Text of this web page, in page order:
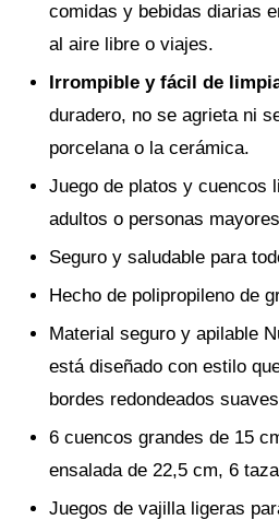
comidas y bebidas diarias
al aire libre o viajes.
Irrompible y fácil de
duradero, no se agrieta ni
porcelana o la cerámica.
Juego de platos y cuencos
adultos o personas
Seguro y saludable para
Hecho de polipropileno de
Material seguro y apilable
está diseñado con estilo
bordes redondeados
6 cuencos grandes de 15
ensalada de 22,5 cm, 6
Juegos de vajilla ligeras